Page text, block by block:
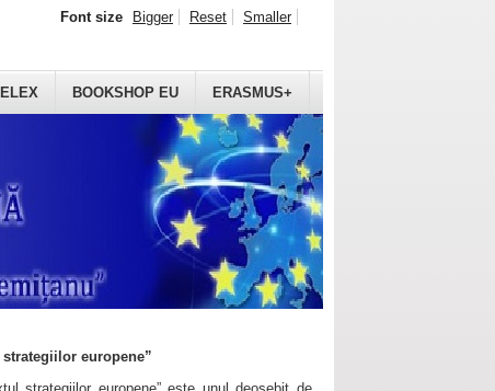
BOOKSHOP EU ERASMUS+
Font size Bigger Reset Smaller
europene”